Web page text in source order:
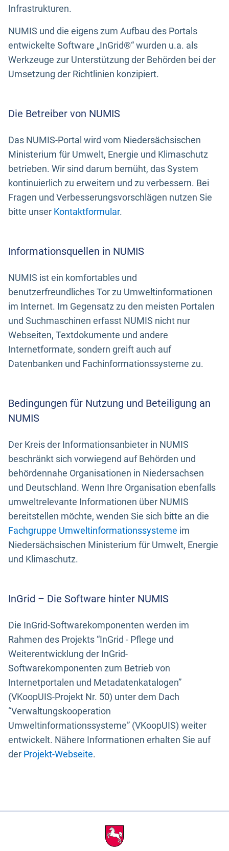
Infrastrukturen.
NUMIS und die eigens zum Aufbau des Portals
entwickelte Software „InGrid®“ wurden u.a. als
Werkzeuge zur Unterstützung der Behörden bei der
Umsetzung der Richtlinien konzipiert.
Die Betreiber von NUMIS
Das NUMIS-Portal wird vom Niedersächsischen
Ministerium für Umwelt, Energie und Klimaschutz
betrieben. Wir sind darum bemüht, das System
kontinuierlich zu erweitern und zu verbessern. Bei
Fragen und Verbesserungsvorschlägen nutzen Sie
bitte unser Kontaktformular.
Informationsquellen in NUMIS
NUMIS ist ein komfortables und
benutzerfreundliches Tor zu Umweltinformationen
im Internet. Im Gegensatz zu den meisten Portalen
und Suchmaschinen erfasst NUMIS nicht nur
Webseiten, Textdokumente und andere
Internetformate, sondern greift auch auf
Datenbanken und Fachinformationssysteme zu.
Bedingungen für Nutzung und Beteiligung an
NUMIS
Der Kreis der Informationsanbieter in NUMIS
beschränkt sich vorwiegend auf Behörden und
behördennahe Organisationen in Niedersachsen
und Deutschland. Wenn Ihre Organisation ebenfalls
umweltrelevante Informationen über NUMIS
bereitstellen möchte, wenden Sie sich bitte an die
Fachgruppe Umweltinformationssysteme im
Niedersächsischen Ministerium für Umwelt, Energie
und Klimaschutz.
InGrid – Die Software hinter NUMIS
Die InGrid-Softwarekomponenten werden im
Rahmen des Projekts “InGrid - Pflege und
Weiterentwicklung der InGrid-
Softwarekomponenten zum Betrieb von
Internetportalen und Metadatenkatalogen”
(VKoopUIS-Projekt Nr. 50) unter dem Dach
“Verwaltungskooperation
Umweltinformationssysteme” (VKoopUIS) weiter
entwickelt. Nähere Informationen erhalten Sie auf
der Projekt-Webseite.